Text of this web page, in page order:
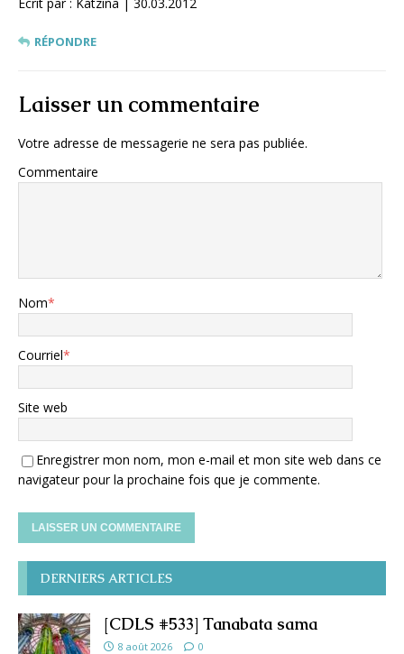
RÉPONDRE
Laisser un commentaire
Votre adresse de messagerie ne sera pas publiée.
Commentaire
Nom*
Courriel*
Site web
Enregistrer mon nom, mon e-mail et mon site web dans ce
navigateur pour la prochaine fois que je commente.
DERNIERS ARTICLES
[CDLS #533] Tanabata sama
8 août 2026 0